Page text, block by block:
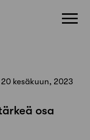
20 kesäkuun, 2023
osa